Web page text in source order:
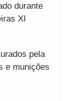
durante
XI
pela
e munições